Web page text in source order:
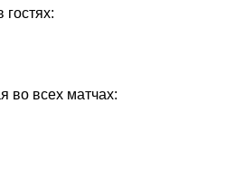
во всех матчах: